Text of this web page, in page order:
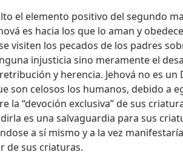
el elemento positivo del segundo
es hacia los que lo aman y
visiten los pecados de los padres
injusticia sino meramente el
y herencia. Jehová no es un
son celosos los humanos, debido a
la “devoción exclusiva” de sus
es una salvaguardia para sus
a símismo y a la vez manifestaría
de sus criaturas.